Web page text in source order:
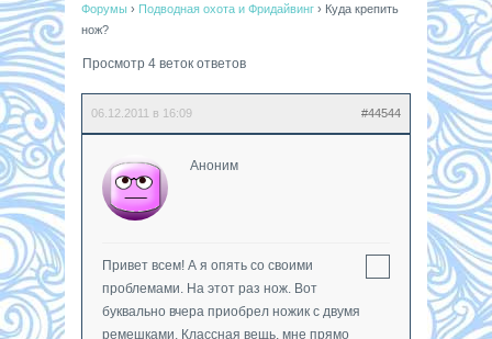
Форумы › Подводная охота и Фридайвинг › Куда крепить
нож?
Просмотр 4 веток ответов
06.12.2011 в 16:09 #44544
Аноним
Привет всем! А я опять со своими
проблемами. На этот раз нож. Вот
буквально вчера приобрел ножик с двумя
ремешками. Классная вещь, мне прямо